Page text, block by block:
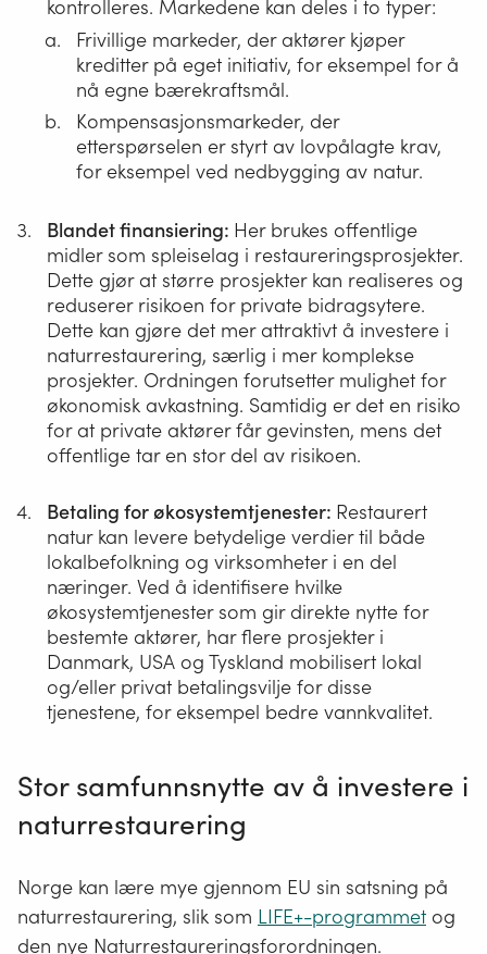
kontrolleres. Markedene kan deles i to typer:
Frivillige markeder, der aktører kjøper
kreditter på eget initiativ, for eksempel for å
nå egne bærekraftsmål.
Kompensasjonsmarkeder, der
etterspørselen er styrt av lovpålagte krav,
for eksempel ved nedbygging av natur.
Blandet finansiering: Her brukes offentlige
midler som spleiselag i restaureringsprosjekter.
Dette gjør at større prosjekter kan realiseres og
reduserer risikoen for private bidragsytere.
Dette kan gjøre det mer attraktivt å investere i
naturrestaurering, særlig i mer komplekse
prosjekter. Ordningen forutsetter mulighet for
økonomisk avkastning. Samtidig er det en risiko
for at private aktører får gevinsten, mens det
offentlige tar en stor del av risikoen.
Betaling for økosystemtjenester: Restaurert
natur kan levere betydelige verdier til både
lokalbefolkning og virksomheter i en del
næringer. Ved å identifisere hvilke
økosystemtjenester som gir direkte nytte for
bestemte aktører, har flere prosjekter i
Danmark, USA og Tyskland mobilisert lokal
og/eller privat betalingsvilje for disse
tjenestene, for eksempel bedre vannkvalitet.
Stor samfunnsnytte av å investere i
naturrestaurering
Norge kan lære mye gjennom EU sin satsning på
naturrestaurering, slik som LIFE+-programmet og
den nye Naturrestaureringsforordningen.